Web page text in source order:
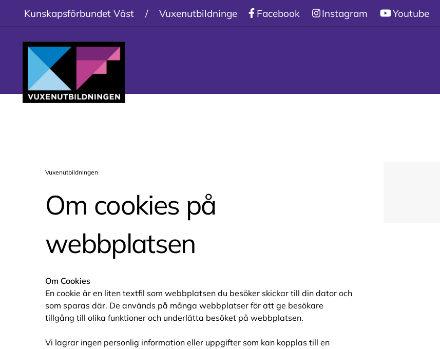
Kunskapsförbundet Väst / Vuxenutbildningen / Om cookies på webbplatsen
Facebook Instagram Youtube
Vuxenutbildningen
Om cookies på
webbplatsen
Om Cookies
En cookie är en liten textfil som webbplatsen du besöker skickar till din dator och
som sparas där. De används på många webbplatser för att ge besökare
tillgång till olika funktioner och underlätta besöket på webbplatsen.
Vi lagrar ingen personlig information eller uppgifter som kan kopplas till en